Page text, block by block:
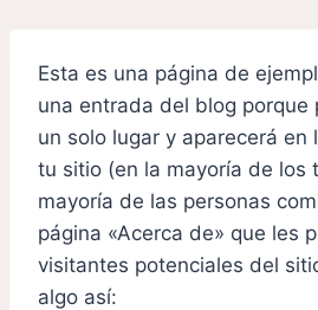
Esta es una página de
una entrada del blog porque
un solo lugar y aparecerá en
tu sitio (en la mayoría de los
mayoría de las personas
página «Acerca de» que les
visitantes potenciales del
algo así: